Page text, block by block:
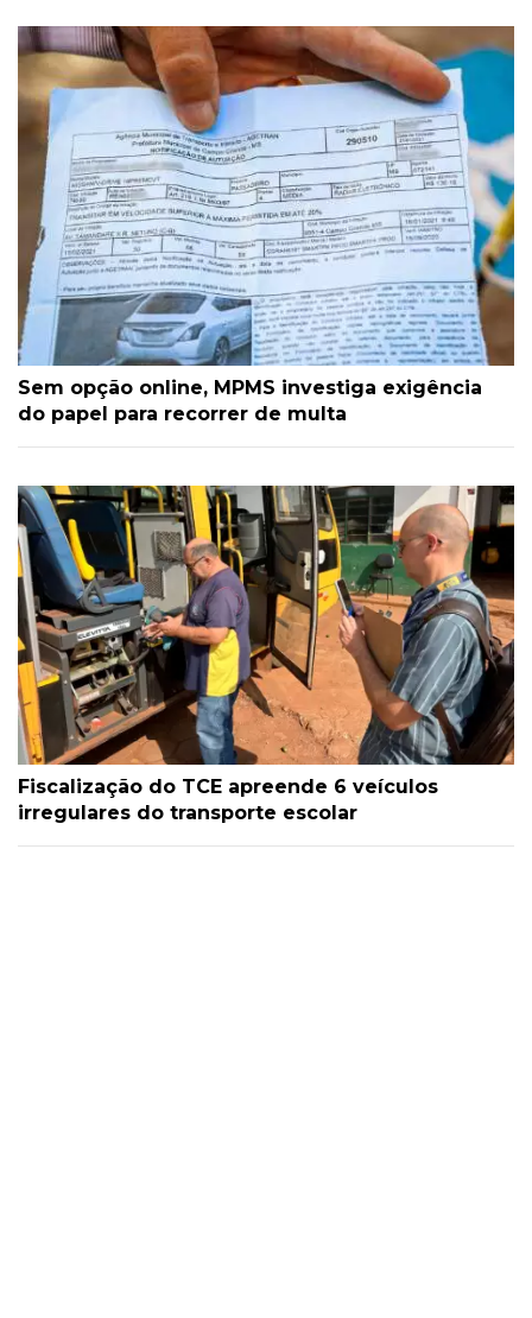
Sem opção online, MPMS investiga exigência
do papel para recorrer de multa
Fiscalização do TCE apreende 6 veículos
irregulares do transporte escolar